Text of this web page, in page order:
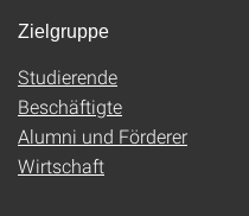
Zielgruppe
Studierende
Beschäftigte
Alumni und Förderer
Wirtschaft